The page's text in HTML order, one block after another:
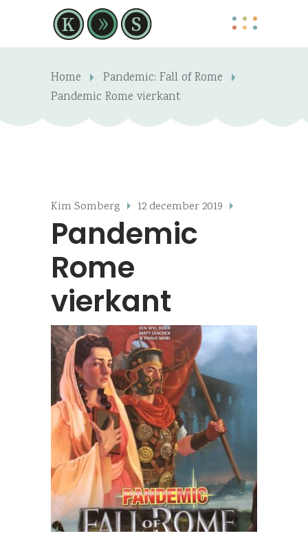
Home
Pandemic: Fall of Rome
Pandemic Rome vierkant
Kim Somberg 12 december 2019
Pandemic
Rome
vierkant